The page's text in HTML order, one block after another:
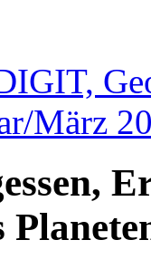
März